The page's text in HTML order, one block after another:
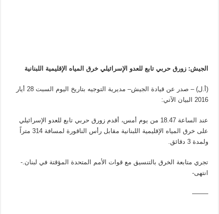
الجيش: زورق حربي تابع للعدو الإسرائيلي خرق المياه الإقليمية اللبنانية
(أ.ل) – صدر عن قيادة الجيش– مديرية التوجيه بتاريخ اليوم السبت 28 أيار
2016 البيان الآتي:
عند الساعة 18.47 من يوم أمس، أقدم زورق حربي تابع للعدو الإسرائيلي
على خرق المياه الإقليمية اللبنانية مقابل رأس الناقورة لمسافة 314 متراً
ولمدة 3 دقائق.
تجري متابعة الخرق بالتنسيق مع قوات الأمم المتحدة المؤقتة في لبنان.-
انتهى-
——–